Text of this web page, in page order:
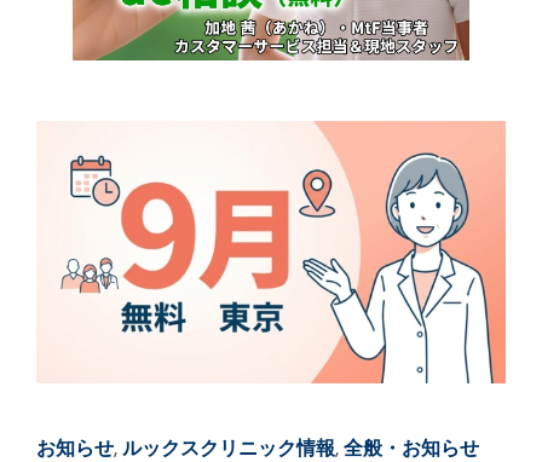
お知らせ,ルックスクリニック情報,全般・お知らせ